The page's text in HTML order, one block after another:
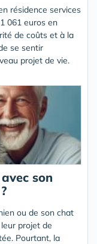
résidence services
061 euros en
de coûts et à la
se sentir
projet de vie.
son
ou de son chat
projet de
Pourtant, la